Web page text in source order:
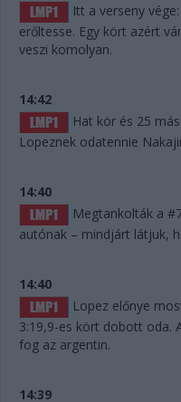
Itt a verseny
erőltesse. Egy kört azért
veszi komolyan.
14:42
Hat kör és 25
Lopeznek odatennie
14:40
Megtankolták a
autónak – mindjárt látjuk,
14:40
Lopez előnye
3:19,9-es kört dobott oda.
fog az argentin.
14:39